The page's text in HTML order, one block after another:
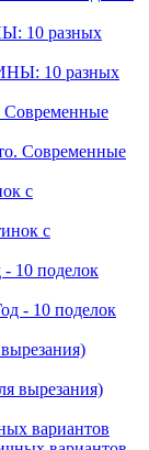
10 разных
Современные
с
10 поделок
вариантов